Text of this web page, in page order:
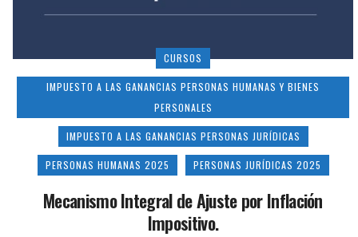
CURSOS
IMPUESTO A LAS GANANCIAS PERSONAS HUMANAS Y BIENES
PERSONALES
IMPUESTO A LAS GANANCIAS PERSONAS JURÍDICAS
PERSONAS HUMANAS 2025 PERSONAS JURÍDICAS 2025
Mecanismo Integral de Ajuste por Inflación
Impositivo.